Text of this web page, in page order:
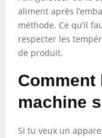
aliment après
méthode. Ce qu’il
respecter les
de produit.
machine
Si tu veux un